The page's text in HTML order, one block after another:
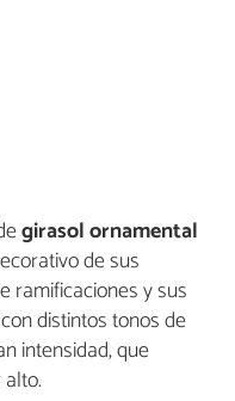
girasol ornamental
de sus
ramificaciones y sus
distintos tonos de
intensidad, que